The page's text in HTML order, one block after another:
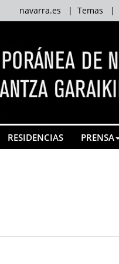
navarra.es | Temas |
RESIDENCIAS PRENSA